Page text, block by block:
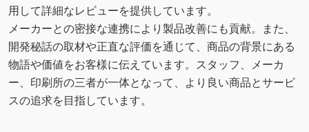
用して詳細なレビューを提供しています。
メーカーとの密接な連携により製品改善にも貢献。また、
開発秘話の取材や正直な評価を通じて、商品の背景にある
物語や価値をお客様に伝えています。スタッフ、メーカ
ー、印刷所の三者が一体となって、より良い商品とサービ
スの追求を目指しています。